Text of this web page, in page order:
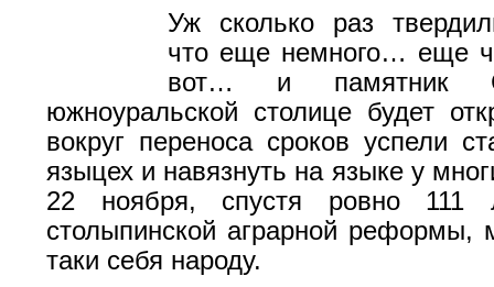
Уж сколько раз
что еще немного… еще
вот… и памятник
южноуральской столице будет
вокруг переноса сроков успели
языцех и навязнуть на языке у
22 ноября, спустя ровно 111
столыпинской аграрной реформы,
таки себя народу.